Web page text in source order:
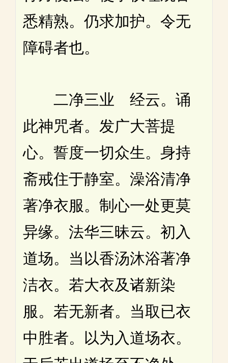
悉精熟。仍求加护。令无
障碍者也。
二净三业 经云。诵
此神咒者。发广大菩提
心。誓度一切众生。身持
斋戒住于静室。澡浴清净
著净衣服。制心一处更莫
异缘。法华三昧云。初入
道场。当以香汤沐浴著净
洁衣。若大衣及诸新染
服。若无新者。当取已衣
中胜者。以为入道场衣。